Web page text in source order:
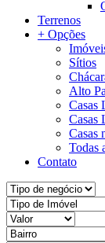
Terrenos
+ Opções
Sítios
Alto
Casas
Casas
Casas
Todas
Contato